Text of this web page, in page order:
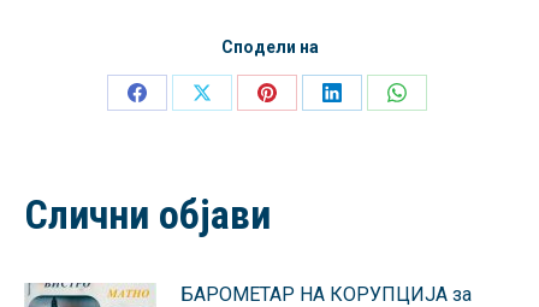
Сподели на
Share
Share
Share
Share
Share
Слични објави
БАРОМЕТАР НА КОРУПЦИЈА за